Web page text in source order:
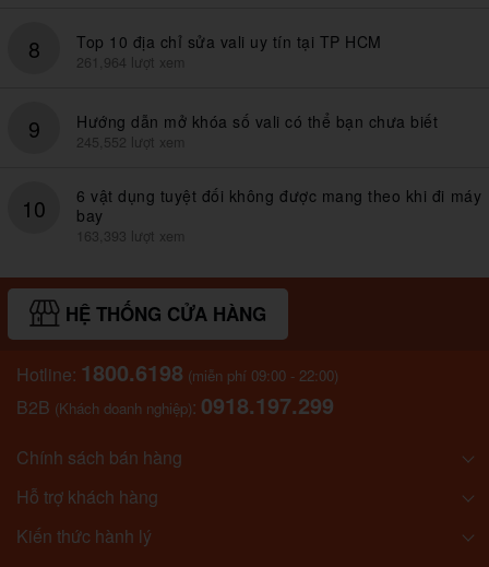
8 Top 10 địa chỉ sửa vali uy tín tại TP HCM
261,964 lượt xem
9 Hướng dẫn mở khóa số vali có thể bạn chưa biết
245,552 lượt xem
10
6 vật dụng tuyệt đối không được mang theo khi đi máy
bay
163,393 lượt xem
HỆ THỐNG CỬA HÀNG
Hotline: 1800.6198 (miễn phí 09:00 - 22:00)
B2B (Khách doanh nghiệp): 0918.197.299
Chính sách bán hàng
Hỗ trợ khách hàng
Kiến thức hành lý